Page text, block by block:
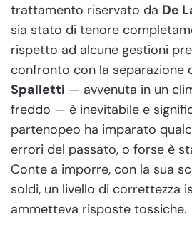
trattamento riservato da De
sia stato di tenore
rispetto ad alcune gestioni
confronto con la separazione
Spalletti — avvenuta in un
freddo — è inevitabile e
partenopeo ha imparato
errori del passato, o forse è
Conte a imporre, con la sua
soldi, un livello di correttezza
ammetteva risposte tossiche.